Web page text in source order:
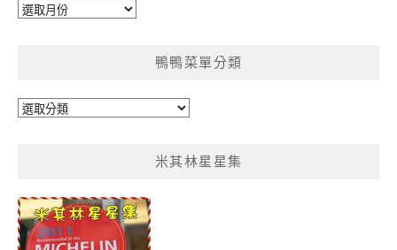
彙
鴨鴨菜單分類
鴨
類
米其林星星集